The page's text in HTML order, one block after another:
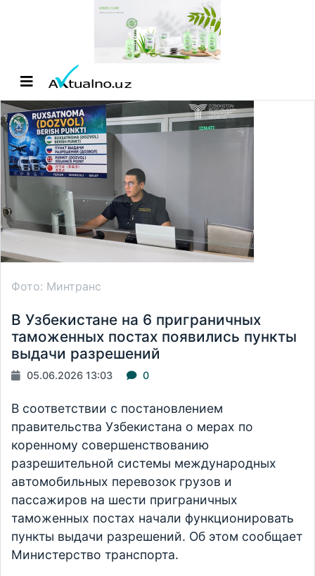
Фото: Минтранс
В Узбекистане на 6 приграничных
таможенных постах появились пункты
выдачи разрешений
05.06.2026 13:03 0
В соответствии с постановлением
правительства Узбекистана о мерах по
коренному совершенствованию
разрешительной системы международных
автомобильных перевозок грузов и
пассажиров на шести приграничных
таможенных постах начали функционировать
пункты выдачи разрешений. Об этом сообщает
Министерство транспорта.